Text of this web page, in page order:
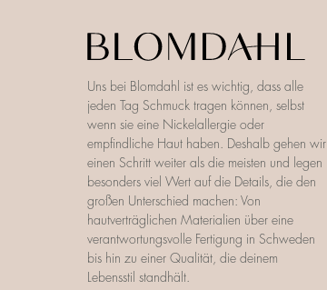
Uns bei Blomdahl ist es wichtig, dass alle
jeden Tag Schmuck tragen können, selbst
wenn sie eine Nickelallergie oder
empfindliche Haut haben. Deshalb gehen wir
einen Schritt weiter als die meisten und legen
besonders viel Wert auf die Details, die den
großen Unterschied machen: Von
hautverträglichen Materialien über eine
verantwortungsvolle Fertigung in Schweden
bis hin zu einer Qualität, die deinem
Lebensstil standhält.